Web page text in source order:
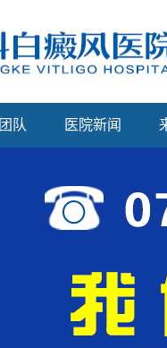
队 医院新闻